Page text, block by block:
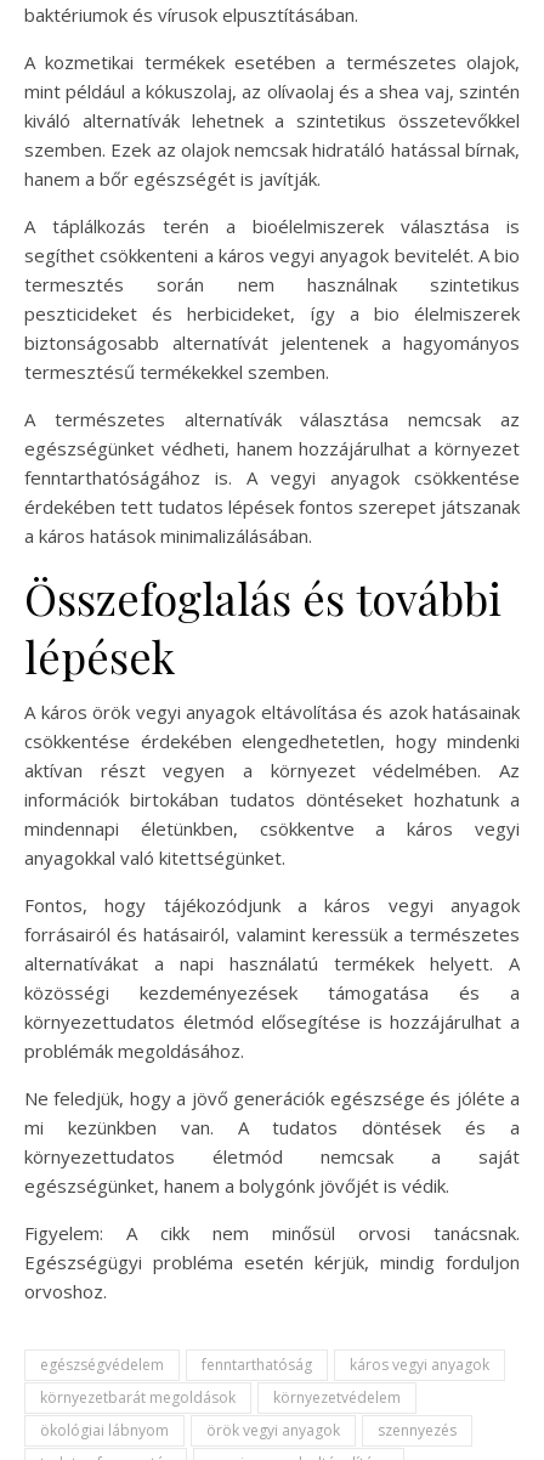
baktériumok és vírusok elpusztításában.
A kozmetikai termékek esetében a természetes olajok,
mint például a kókuszolaj, az olívaolaj és a shea vaj, szintén
kiváló alternatívák lehetnek a szintetikus összetevőkkel
szemben. Ezek az olajok nemcsak hidratáló hatással bírnak,
hanem a bőr egészségét is javítják.
A táplálkozás terén a bioélelmiszerek választása is
segíthet csökkenteni a káros vegyi anyagok bevitelét. A bio
termesztés során nem használnak szintetikus
peszticideket és herbicideket, így a bio élelmiszerek
biztonságosabb alternatívát jelentenek a hagyományos
termesztésű termékekkel szemben.
A természetes alternatívák választása nemcsak az
egészségünket védheti, hanem hozzájárulhat a környezet
fenntarthatóságához is. A vegyi anyagok csökkentése
érdekében tett tudatos lépések fontos szerepet játszanak
a káros hatások minimalizálásában.
Összefoglalás és további
lépések
A káros örök vegyi anyagok eltávolítása és azok hatásainak
csökkentése érdekében elengedhetetlen, hogy mindenki
aktívan részt vegyen a környezet védelmében. Az
információk birtokában tudatos döntéseket hozhatunk a
mindennapi életünkben, csökkentve a káros vegyi
anyagokkal való kitettségünket.
Fontos, hogy tájékozódjunk a káros vegyi anyagok
forrásairól és hatásairól, valamint keressük a természetes
alternatívákat a napi használatú termékek helyett. A
közösségi kezdeményezések támogatása és a
környezettudatos életmód elősegítése is hozzájárulhat a
problémák megoldásához.
Ne feledjük, hogy a jövő generációk egészsége és jóléte a
mi kezünkben van. A tudatos döntések és a
környezettudatos életmód nemcsak a saját
egészségünket, hanem a bolygónk jövőjét is védik.
Figyelem: A cikk nem minősül orvosi tanácsnak.
Egészségügyi probléma esetén kérjük, mindig forduljon
orvoshoz.
egészségvédelem fenntarthatóság
káros vegyi anyagok
környezetbarát megoldások
környezetvédelem
ökológiai lábnyom
örök vegyi anyagok
szennyezés